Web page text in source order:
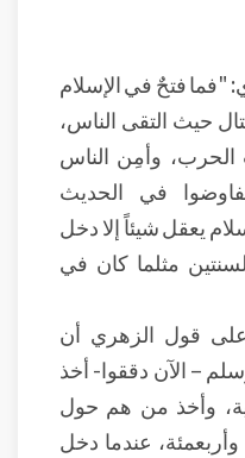
"فما فتحٌ في الإسلام
حيث التقى الناس،
الحرب، وأمِن الناس
في الحديث
يعقل شيئاً إلا دخل
مثلما كان في
قول الزهري أن
– الآن دققوا- أخذ
وأخذ من هم حول
عندما دخل